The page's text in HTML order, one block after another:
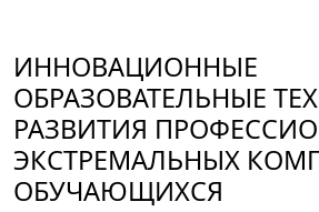
ИННОВАЦИОННЫЕ
ОБРАЗОВАТЕЛЬНЫЕ
РАЗВИТИЯ
ЭКСТРЕМАЛЬНЫХ
ОБУЧАЮЩИХСЯ